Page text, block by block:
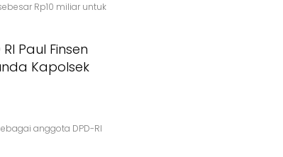
Rp10 miliar untuk
Paul Finsen
Kapolsek
anggota DPD-RI